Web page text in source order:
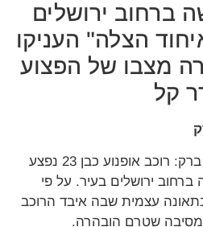
ברחוב ירושלים
הצלה" העניקו
מצבו של הפצוע
ערב לא שקט ברחובות בני ברק: רוכב אופנוע כבן 23 נפצע
ירושלים בעיר. על פי
עצמית שבה איבד הרוכב
שטרם הובהרה.